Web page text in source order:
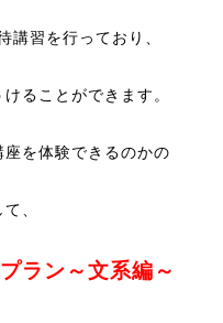
講習を行っており、
けることができます。
を体験できるのかの
、
ラン～文系編～